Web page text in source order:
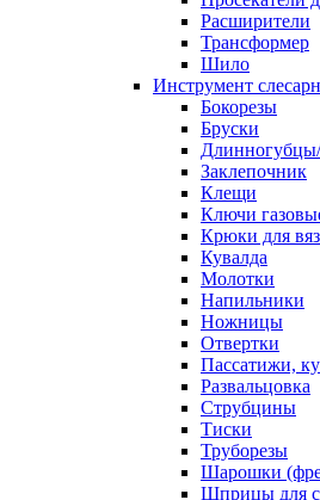
Расширители
Трансформер
Шило
Инструмент
Бокорезы
Бруски
Заклепочник
Клещи
Ключи
Крюки для
Кувалда
Молотки
Напильники
Ножницы
Отвертки
Пассатижи,
Развальцовка
Струбцины
Тиски
Труборезы
Шарошки
Шприцы для